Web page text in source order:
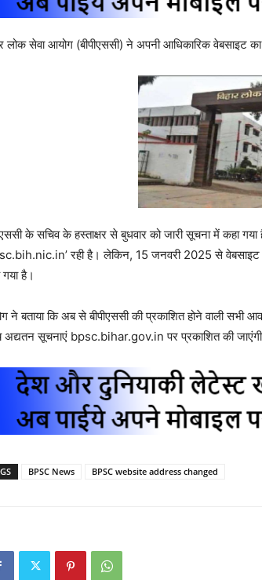
लोक सेवा आयोग (बीपीएससी) ने अपनी आधिकारिक वेबसाइट
के सचिव के हस्ताक्षर से बुधवार को जारी सूचना में कहा
रही है। लेकिन, 15 जनवरी 2025 से
गया है।
ने बताया कि अब से बीपीएससी की प्रकाशित होने वाली सभी
अद्यतन सूचनाएं bpsc.bihar.gov.in पर प्रकाशित की
BPSC News BPSC website address changed